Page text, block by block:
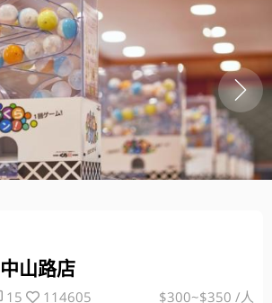
山路店
15 114605
$300~$350 /人